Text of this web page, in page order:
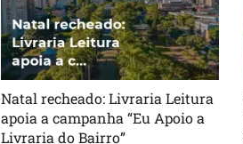
Natal recheado: Livraria Leitura
apoia a campanha “Eu Apoio a
Livraria do Bairro”